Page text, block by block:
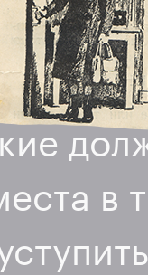
А нас
в